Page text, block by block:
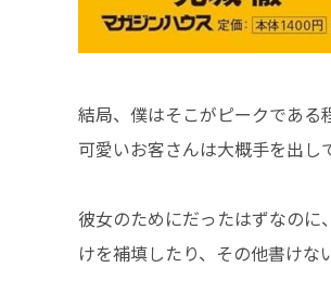
結局、僕はそこがピークである
可愛いお客さんは大概手を出し
彼女のためにだったはずなの
けを補填したり、その他書けな